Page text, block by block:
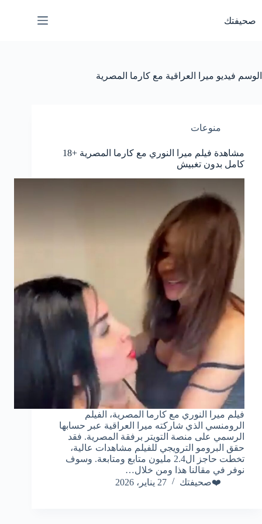
المحتوى
صحيفتك
الوسم فيديو ميرا العراقية مع كارما المصرية
منوعات
مشاهدة فيلم ميرا النوري مع كارما المصرية +18
كامل بدون تغبيش
فيلم ميرا النوري مع كارما المصرية، الفيلم
الرومنسي الذي شاركته ميرا العراقية عبر حسابها
الرسمي على منصة التويتر برفقة المصرية. فقد
حقق البرومو الترويجي للفيلم مشاهدات عالية،
تخطت حاجز ال2.4 مليون متابع ومتابعة. وسوف
نوفر في مقالنا هذا ومن خلال…
❤️صحيفتك
27 يناير، 2026